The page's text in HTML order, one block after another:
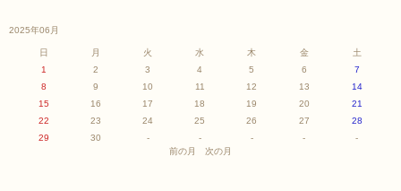
2025年06月
日 月 火 水 木 金
土
1
2 3 4 5 6
7
8
9 10 11 12 13
14
15
16 17 18 19 20
21
22
23 24 25 26 27
28
29
30 - - - -
-
前の月
次の月